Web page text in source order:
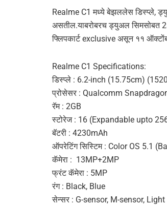
Realme C1 मध्ये बेझललेस डिस्प्ले,
असतील.याबरोबरच ड्युअल सिमसोबत
फ्लिपकार्ट exclusive असून ११
Realme C1 Specifications:
डिस्प्ले : 6.2-inch (15.75cm)
प्रोसेसर : Qualcomm
रॅम : 2GB
स्टोरेज : 16 (Expandable upto
बॅटरी : 4230mAh
ऑपरेटिंग सिस्टिम : Color OS 5.1
कॅमेरा : 13MP+2MP
फ्रंट कॅमेरा : 5MP
रंग : Black, Blue
सेन्सर : G-sensor, M-sensor,